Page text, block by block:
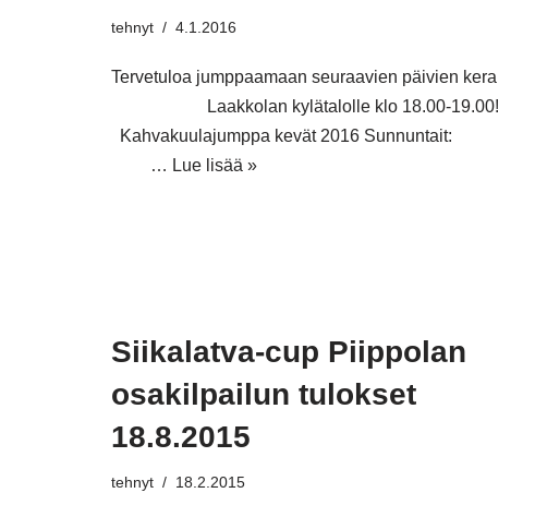
tehnyt 4.1.2016
Tervetuloa jumppaamaan seuraavien päivien kera
Laakkolan kylätalolle klo 18.00-19.00!
Kahvakuulajumppa kevät 2016 Sunnuntait:
… Lue lisää »
Siikalatva-cup Piippolan
osakilpailun tulokset
18.8.2015
tehnyt 18.2.2015